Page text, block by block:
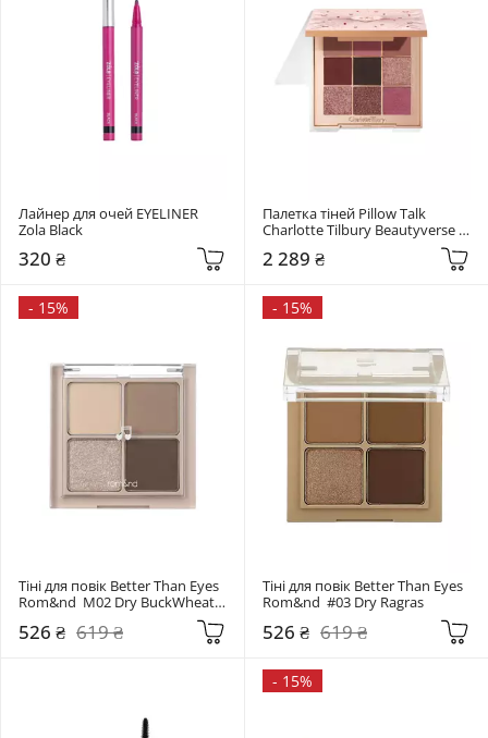
Лайнер для очей EYELINER
Zola Black
320 ₴
Палетка тіней Pillow Talk
Charlotte Tilbury Beautyverse
2 289 ₴
- 15%
Тіні для повік Better Than Eyes
Rom&nd  М02 Dry BuckWheat
526 ₴ 619 ₴
- 15%
Тіні для повік Better Than Eyes
Rom&nd  #03 Dry Ragras
526 ₴ 619 ₴
- 15%